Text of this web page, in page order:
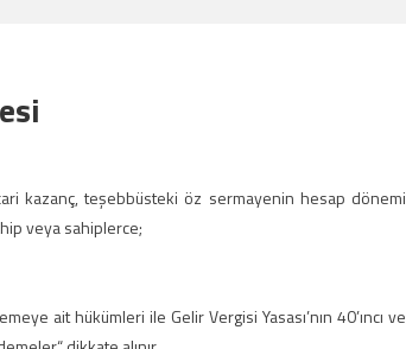
kazanç, teşebbüsteki öz sermayenin hesap dönemi
veya sahiplerce;
ait hükümleri ile Gelir Vergisi Yasası’nın 40’ıncı ve